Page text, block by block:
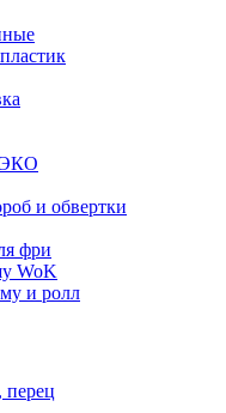
ЭКО
и обвертки
фри
WoK
и ролл
перец